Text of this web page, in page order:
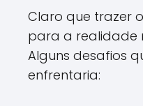
Claro que trazer o
para a realidade
Alguns desafios
enfrentaria: